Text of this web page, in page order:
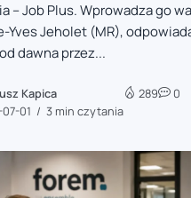
– Job Plus. Wprowadza go
Yves Jeholet (MR),
dawna przez...
Kapica
01
3 min czytania
289 0